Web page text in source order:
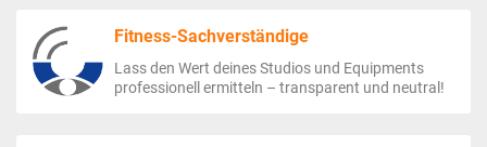
Fitness-Sachverständige
Lass den Wert deines Studios und Equipments
professionell ermitteln – transparent und neutral!